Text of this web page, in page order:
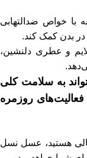
با خواص ضدالتهابی
بدن کمک کند.
و عطری دلنشین،
به سلامت کلی
روزمره
هستید، عسل نسل